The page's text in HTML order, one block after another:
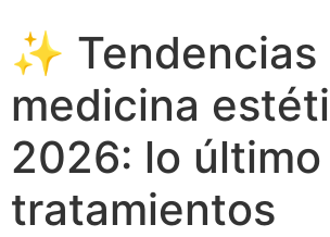
✨ Tendencias
medicina
2026: lo último
tratamientos